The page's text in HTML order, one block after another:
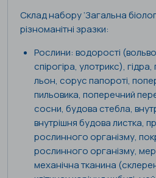
Склад набору ‘Загальна
різноманітні зразки:
Рослини: водорості
спірогіра, улотрикс),
льон, сорус папороті,
пильовика, поперечний
сосни, будова стебла,
внутрішня будова листка,
рослинного організму,
рослинного організму,
механічна тканина